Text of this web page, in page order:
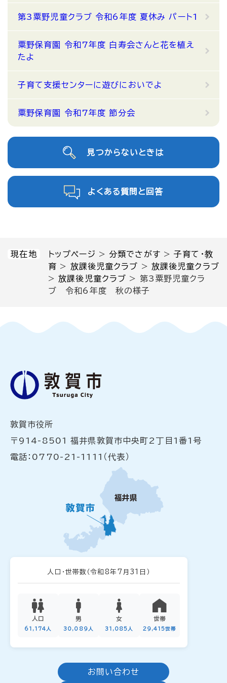
現在地 トップページ >分類でさがす >子育て・教
育 > 放課後児童クラブ > 放課後児童クラブ
>放課後児童クラブ > 第3粟野児童クラ
ブ 令和6年度 秋の様子
第3粟野児童クラブ 令和6年度 夏休み パート1
粟野保育園 令和7年度 白寿会さんと花を植え
たよ
子育て支援センターに遊びにおいでよ
粟野保育園 令和7年度 節分会
見つからないときは
よくある質問と回答
敦賀市役所
〒914-8501 福井県敦賀市中央町2丁目1番1号
電話：0770-21-1111（代表）
人口・世帯数 （令和8年7月31日）
人口
61,174人
男
30,089人
女
31,085人
世帯
29,415世帯
お問い合わせ